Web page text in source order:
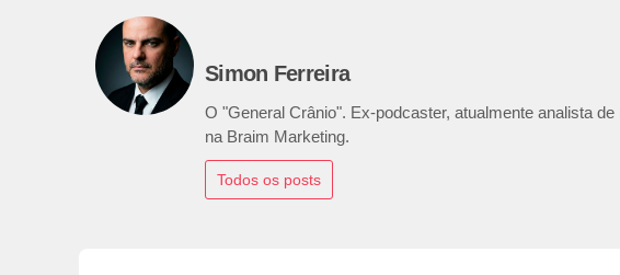
Simon Ferreira
O "General Crânio". Ex-podcaster, atualmente analista
na Braim Marketing.
Todos os posts